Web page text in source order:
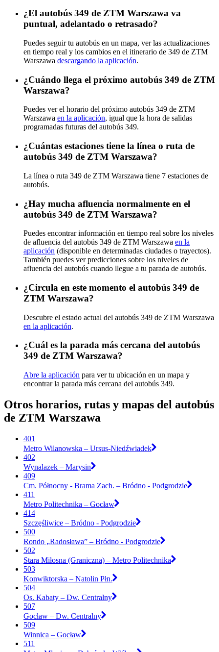
¿El autobús 349 de ZTM Warszawa va
puntual, adelantado o retrasado?
Puedes seguir tu autobús en un mapa, ver las actualizaciones
en tiempo real y los cambios en el itinerario de 349 de ZTM
Warszawa descargando la aplicación.
¿Cuándo llega el próximo autobús 349 de ZTM
Warszawa?
Puedes ver el horario del próximo autobús 349 de ZTM
Warszawa en la aplicación, igual que la hora de salidas
programadas futuras del autobús 349.
¿Cuántas estaciones tiene la línea o ruta de
autobús 349 de ZTM Warszawa?
La línea o ruta 349 de ZTM Warszawa tiene 7 estaciones de
autobús.
¿Hay mucha afluencia normalmente en el
autobús 349 de ZTM Warszawa?
Puedes encontrar información en tiempo real sobre los niveles
de afluencia del autobús 349 de ZTM Warszawa en la
aplicación (disponible en determinadas ciudades o trayectos).
También puedes ver predicciones sobre los niveles de
afluencia del autobús cuando llegue a tu parada de autobús.
¿Circula en este momento el autobús 349 de
ZTM Warszawa?
Descubre el estado actual del autobús 349 de ZTM Warszawa
en la aplicación.
¿Cuál es la parada más cercana del autobús
349 de ZTM Warszawa?
Abre la aplicación para ver tu ubicación en un mapa y
encontrar la parada más cercana del autobús 349.
Otros horarios, rutas y mapas del autobús
de ZTM Warszawa
401
Metro Wilanowska – Ursus-Niedźwiadek
402
Wynalazek – Marysin
409
Cm. Północny - Brama Zach. – Bródno - Podgrodzie
411
Metro Politechnika – Gocław
414
Szczęśliwice – Bródno - Podgrodzie
500
Rondo „Radosława” – Bródno - Podgrodzie
502
Stara Miłosna (Graniczna) – Metro Politechnika
503
Konwiktorska – Natolin Płn.
504
Os. Kabaty – Dw. Centralny
507
Gocław – Dw. Centralny
509
Winnica – Gocław
511